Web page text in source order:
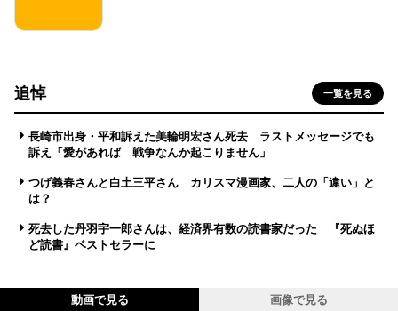
追悼 一覧を見る
長崎市出身・平和訴えた美輪明宏さん死去 ラストメッセージでも
訴え「愛があれば 戦争なんか起こりません」
つげ義春さんと白土三平さん カリスマ漫画家、二人の「違い」と
は？
死去した丹羽宇一郎さんは、経済界有数の読書家だった 『死ぬほ
ど読書』ベストセラーに
動画で見る 画像で見る